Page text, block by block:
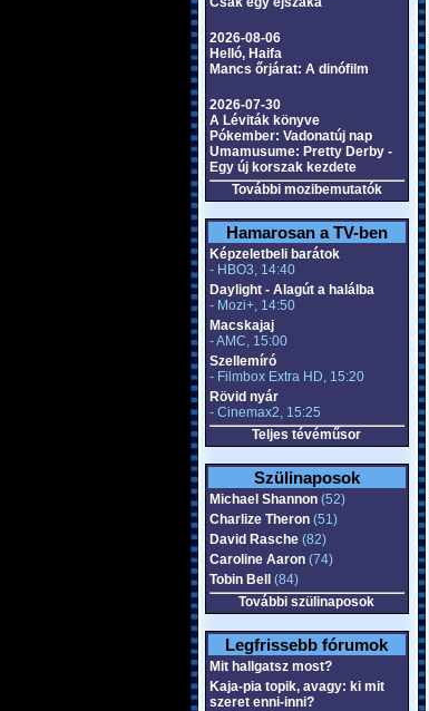
2026-08-06
Helló, Haifa
Mancs őrjárat: A dinófilm
2026-07-30
A Léviták könyve
Pókember: Vadonatúj nap
Umamusume: Pretty Derby -
Egy új korszak kezdete
További mozibemutatók
Hamarosan a TV-ben
Képzeletbeli barátok
- HBO3, 14:40
Daylight - Alagút a halálba
- Mozi+, 14:50
Macskajaj
- AMC, 15:00
Szellemíró
- Filmbox Extra HD, 15:20
Rövid nyár
- Cinemax2, 15:25
Teljes tévéműsor
Szülinaposok
Michael Shannon(52)
Charlize Theron(51)
David Rasche(82)
Caroline Aaron(74)
Tobin Bell
(84)
További szülinaposok
Legfrissebb fórumok
Mit hallgatsz most?
Kaja-pia topik, avagy: ki mit
szeret enni-inni?